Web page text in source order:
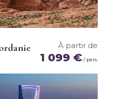
À partir de
1 099 € / pers.